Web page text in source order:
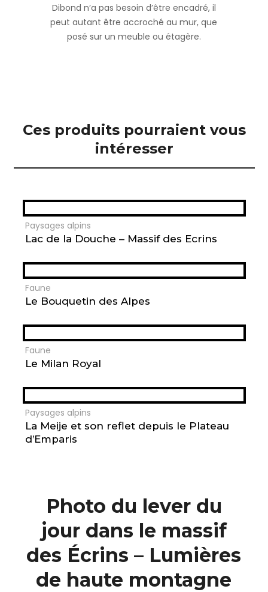
Dibond n’a pas besoin d’être encadré, il
peut autant être accroché au mur, que
posé sur un meuble ou étagère.
Ces produits pourraient vous
intéresser
Paysages alpins
Lac de la Douche – Massif des Ecrins
Faune
Le Bouquetin des Alpes
Faune
Le Milan Royal
Paysages alpins
La Meije et son reflet depuis le Plateau
d’Emparis
Photo du lever du
jour dans le massif
des Écrins – Lumières
de haute montagne